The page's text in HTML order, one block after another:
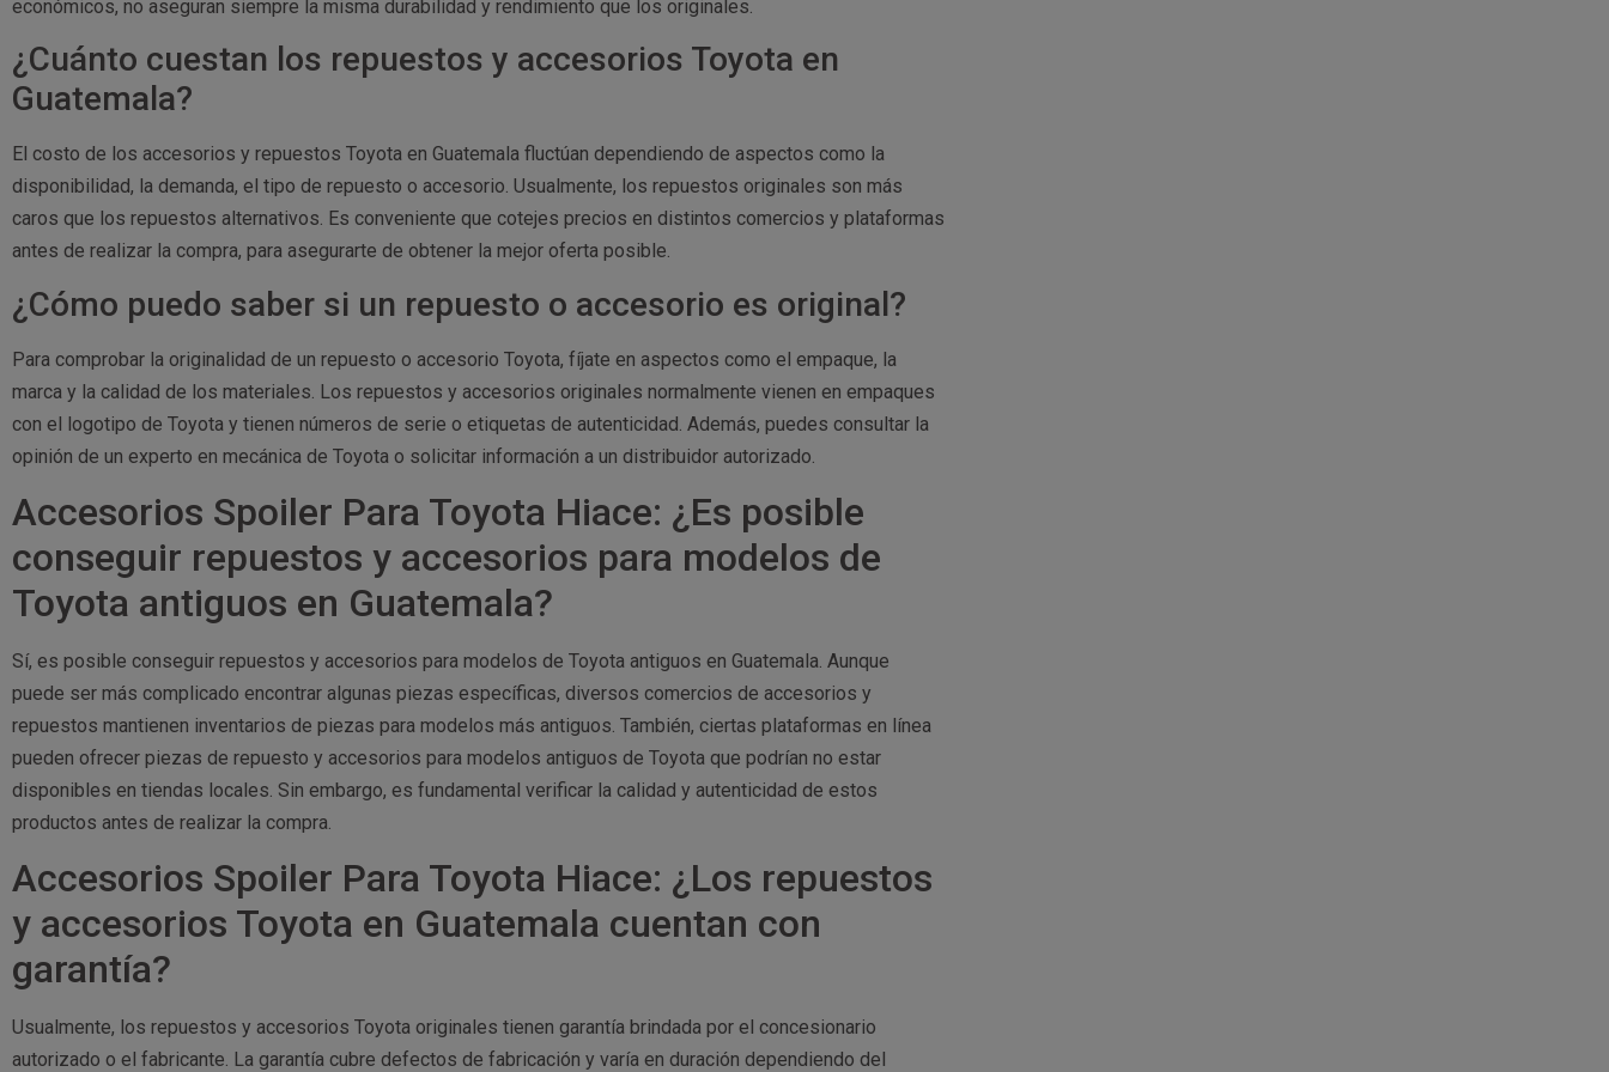
económicos, no aseguran siempre la misma durabilidad y rendimiento que los originales.
¿Cuánto cuestan los repuestos y accesorios Toyota en
Guatemala?
El costo de los accesorios y repuestos Toyota en Guatemala fluctúan dependiendo de aspectos como la
disponibilidad, la demanda, el tipo de repuesto o accesorio. Usualmente, los repuestos originales son más
caros que los repuestos alternativos. Es conveniente que cotejes precios en distintos comercios y plataformas
antes de realizar la compra, para asegurarte de obtener la mejor oferta posible.
¿Cómo puedo saber si un repuesto o accesorio es original?
Para comprobar la originalidad de un repuesto o accesorio Toyota, fíjate en aspectos como el empaque, la
marca y la calidad de los materiales. Los repuestos y accesorios originales normalmente vienen en empaques
con el logotipo de Toyota y tienen números de serie o etiquetas de autenticidad. Además, puedes consultar la
opinión de un experto en mecánica de Toyota o solicitar información a un distribuidor autorizado.
Accesorios Spoiler Para Toyota Hiace: ¿Es posible
conseguir repuestos y accesorios para modelos de
Toyota antiguos en Guatemala?
Sí, es posible conseguir repuestos y accesorios para modelos de Toyota antiguos en Guatemala. Aunque
puede ser más complicado encontrar algunas piezas específicas, diversos comercios de accesorios y
repuestos mantienen inventarios de piezas para modelos más antiguos. También, ciertas plataformas en línea
pueden ofrecer piezas de repuesto y accesorios para modelos antiguos de Toyota que podrían no estar
disponibles en tiendas locales. Sin embargo, es fundamental verificar la calidad y autenticidad de estos
productos antes de realizar la compra.
Accesorios Spoiler Para Toyota Hiace: ¿Los repuestos
y accesorios Toyota en Guatemala cuentan con
garantía?
Usualmente, los repuestos y accesorios Toyota originales tienen garantía brindada por el concesionario
autorizado o el fabricante. La garantía cubre defectos de fabricación y varía en duración dependiendo del